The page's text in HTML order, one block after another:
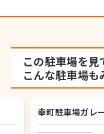
この駐車場を見
こんな駐車場も
幸町駐車場ガレ